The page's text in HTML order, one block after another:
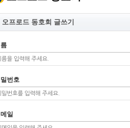
오프로드 동호회 글쓰기
번호
일